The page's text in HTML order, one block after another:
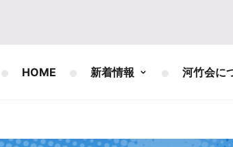
HOME 新着情報 河竹会に